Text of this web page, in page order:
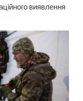
виявлення